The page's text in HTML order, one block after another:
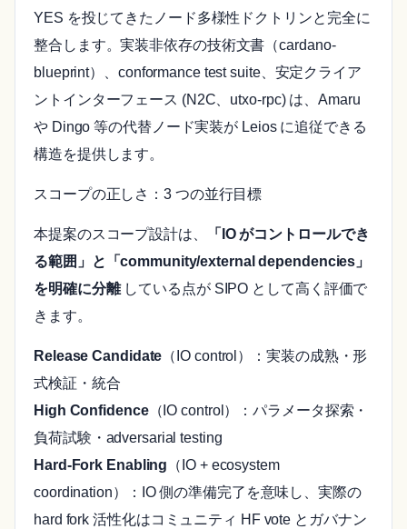
YES を投じてきたノード多様性ドクトリンと完全に
整合します。実装非依存の技術文書（cardano-
blueprint）、conformance test suite、安定クライア
ントインターフェース (N2C、utxo-rpc) は、Amaru
や Dingo 等の代替ノード実装が Leios に追従できる
構造を提供します。
スコープの正しさ：3 つの並行目標
本提案のスコープ設計は、
「IO がコントロールでき
る範囲」と「community/external dependencies」
を明確に分離している点が SIPO として高く評価で
きます。
Release Candidate （IO control）：実装の成熟・形
式検証・統合
High Confidence（IO control）：パラメータ探索・
負荷試験・adversarial testing
Hard-Fork Enabling （IO + ecosystem
coordination）：IO 側の準備完了を意味し、実際の
hard fork 活性化はコミュニティ HF vote とガバナン